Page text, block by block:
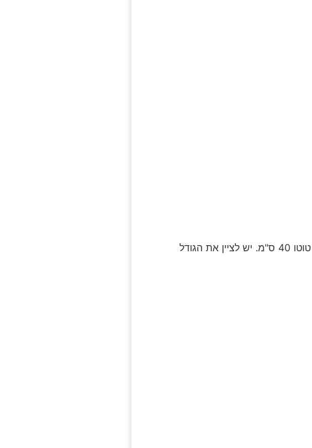
לגבי החצאית, אם הילדה בגיל 4-6 עד גובה 130 ס"מ, מומלץ טוטו 30 ס"מ. אם היא בגיל 7-10 מעל גובה 130 ס"מ, מומלץ טוטו 40 ס"מ. יש לציין את הגודל